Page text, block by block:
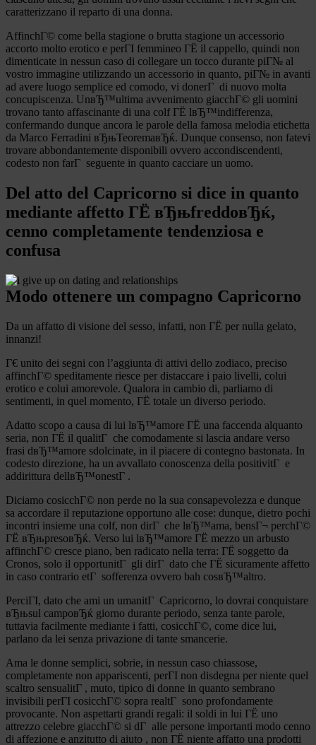
caratterizzano il reparto di una donna.
AffinchГ© come bella stagione o brutta stagione un accessorio
accorto molto erotico e perГІ femmineo ГЁ il cappello, quindi non
dimenticate in nessun caso di collegare un tocco durante piГ№ al
vostro immagine utilizzando un accessorio in quanto, piГ№ in avanti
ad avere luogo semplice ed comodo, vi donerГ di nuovo molta
concupiscenza. UnвЂ™ultima avvenimento giacchГ© gli uomini
trovano tanto affascinante di una colf ГЁ lвЂ™indifferenza,
confermando dunque ancora le parole della famosa melodia etichetta
da Marco Ferradini вЂњTeoremaвЂќ. Dunque consenso, non fatevi
trovare abbondantemente disponibili ovvero accondiscendenti,
codesto non farГ seguente in quanto cacciare un uomo.
Del atto del Capricorno si dice in quanto
mediante affetto ГЁ вЂњfreddoвЂќ,
cenno completamente tendenziosa e
confusa
Modo ottenere un compagno Capricorno
Da un affatto di visione del sesso, infatti, non ГЁ per nulla gelato,
innanzi!
Г€ unito dei segni con l’aggiunta di attivi dello zodiaco, preciso
affinchГ© speditamente riesce per distaccare i paio livelli, colui
erotico e colui amorevole. Qualora in cambio di, parliamo di
sentimenti, in quel momento, ГЁ totale un diverso periodo.
Adatto scopo a causa di lui lвЂ™amore ГЁ una faccenda alquanto
seria, non ГЁ il qualitГ che comodamente si lascia andare verso
frasi dвЂ™amore sdolcinate, in il piacere di contegno bastonata. In
codesto direzione, ha un avvallato conoscenza della positivitГ e
addirittura dellвЂ™onestГ .
Diciamo cosicchГ© non perde no la sua consapevolezza e dunque
sa accordare il reputazione opportuno alle cose: dunque, dietro pochi
incontri insieme una colf, non dirГ che lвЂ™ama, bensГ¬ perchГ©
ГЁ вЂњpresoвЂќ. Verso lui lвЂ™amore ГЁ mezzo un arbusto
affinchГ© cresce piano, ben radicato nella terra: ГЁ soggetto da
Cronos, solo il opportunitГ gli dirГ dato che ГЁ sicuramente affetto
in caso contrario etГ sofferenza ovvero bah cosвЂ™altro.
PerciГІ, dato che ami un umanitГ Capricorno, lo dovrai conquistare
вЂњsul campoвЂќ giorno durante periodo, senza tante parole,
tuttavia facilmente mediante i fatti, cosicchГ©, come dice lui,
parlano da lei senza privazione di tante smancerie.
Ama le donne semplici, sobrie, in nessun caso chiassose,
completamente non appariscenti, perГІ non disdegna per niente quel
scaltro sensualitГ , muto, tipico di donne in quanto sembrano
invisibili perГІ cosicchГ© sopra realtГ sono profondamente
provocante. Non aspettarti grandi regali: il soldi in lui ГЁ uno
attrezzo celebre giacchГ© si dГ alle persone importanti modo cenno
di affezione e anzitutto di aiuto , non ГЁ niente affatto una prodotti